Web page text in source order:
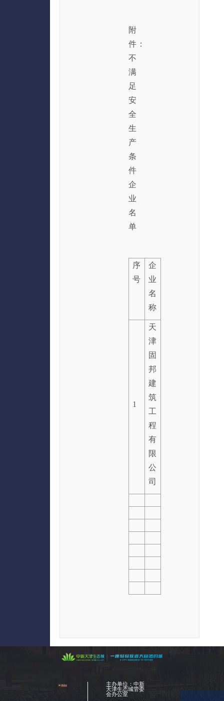
附
件：
不
满
足
安
全
生
产
条
件
企
业
名
单
序
号
企
业
名
称
1
天
津
固
邦
建
筑
工
程
有
限
公
司
主办单位：中新
天津生态城管委
会办公室